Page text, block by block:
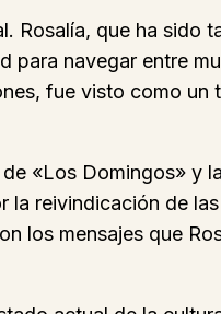
Rosalía, que ha sido
para navegar entre
fue visto como un
«Los Domingos» y
la reivindicación de
los mensajes que